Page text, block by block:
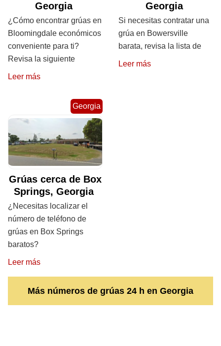
Georgia
¿Cómo encontrar grúas en
Bloomingdale económicos
conveniente para ti?
Revisa la siguiente
Leer más
Georgia
Si necesitas contratar una
grúa en Bowersville
barata, revisa la lista de
Leer más
Georgia
Grúas cerca de Box
Springs, Georgia
¿Necesitas localizar el
número de teléfono de
grúas en Box Springs
baratos?
Leer más
Más números de grúas 24 h en Georgia